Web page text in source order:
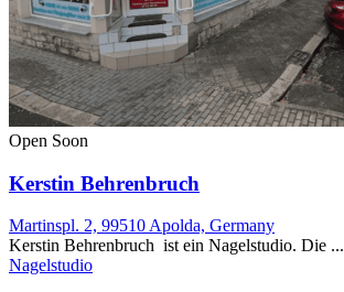
Open Soon
Kerstin Behrenbruch
Martinspl. 2, 99510 Apolda, Germany
Kerstin Behrenbruch ist ein Nagelstudio. Die ...
Nagelstudio